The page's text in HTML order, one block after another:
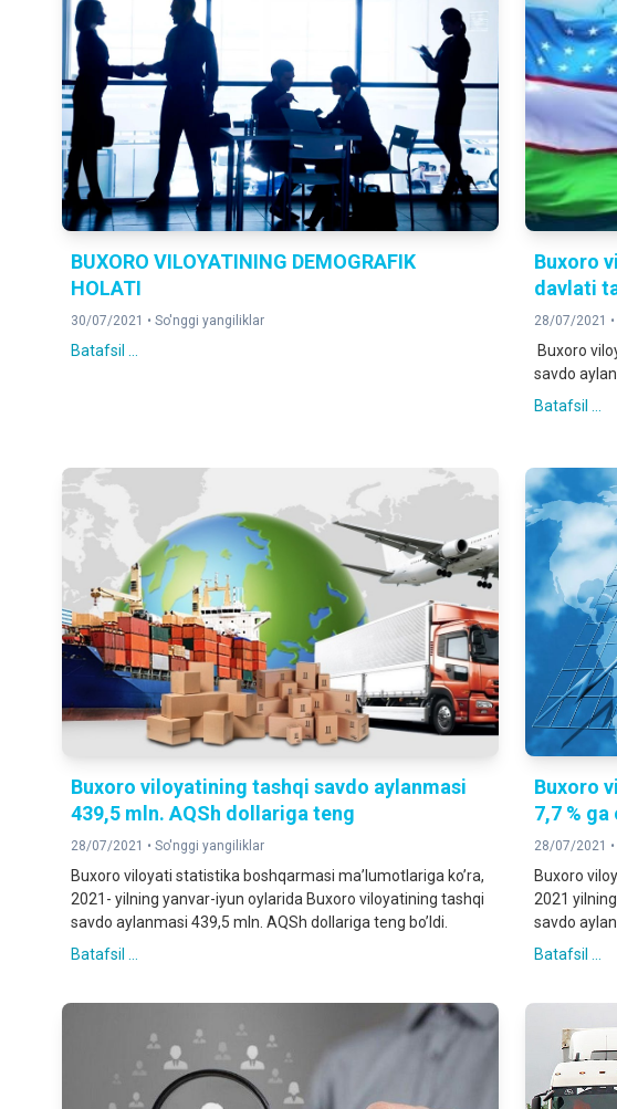
BUXORO VILOYATINING DEMOGRAFIK
HOLATI
30/07/2021 • So'nggi yangiliklar
Batafsil ...
Buxoro
davlati
28/07/2021 •
Buxoro
savdo
Batafsil ...
Buxoro viloyatining tashqi savdo aylanmasi
439,5 mln. AQSh dollariga teng
28/07/2021 • So'nggi yangiliklar
Buxoro viloyati statistika boshqarmasi maʼlumotlariga koʼra,
2021- yilning yanvar-iyun oylarida Buxoro viloyatining tashqi
savdo aylanmasi 439,5 mln. AQSh dollariga teng boʼldi.
Batafsil ...
Buxoro
7,7 % ga
28/07/2021 •
Buxoro
2021
savdo
Batafsil ...